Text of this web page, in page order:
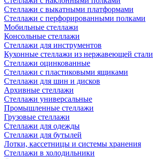
Стеллажи с выкатными платформами
Стеллажи с перфорированными полками
Мобильные стеллажи
Консольные стеллажи
Стеллажи для инструментов
Кухонные стеллажи из нержавеющей стали
Стеллажи оцинкованные
Стеллажи с пластиковыми ящиками
Стеллажи для шин и дисков
Архивные стеллажи
Стеллажи универсальные
Промышленные стеллажи
Грузовые стеллажи
Стеллажи для одежды
Стеллажи для бутылей
Лотки, кассетницы и системы хранения
Стеллажи в холодильники